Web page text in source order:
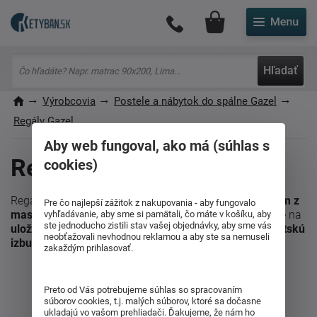
Hľadať
Môj účet
Výrobcovia
Postele a nábytok do spálne Gazel
Regály Gazel
Regály Gazel
Regály od výrobcuGazel vynikajúpevným spracovaním z
masívneho dreva a univerzálnym dizajnom. Sú ideálne na
uloženie kníh, hračiek či dekoráciía skvele doplniadetskú
izbu, obývačku aj pracovňu.
Zákazníci tiež nakupujú podľa týchto kritérií:
Aby web fungoval, ako má (súhlas s
cookies)
Pre čo najlepší zážitok z nakupovania - aby fungovalo
vyhľadávanie, aby sme si pamätali, čo máte v košíku, aby
ste jednoducho zistili stav vašej objednávky, aby sme vás
neobťažovali nevhodnou reklamou a aby ste sa nemuseli
zakaždým prihlasovať.
Preto od Vás potrebujeme súhlas so spracovaním
súborov cookies, t.j. malých súborov, ktoré sa dočasne
ukladajú vo vašom prehliadači. Ďakujeme, že nám ho